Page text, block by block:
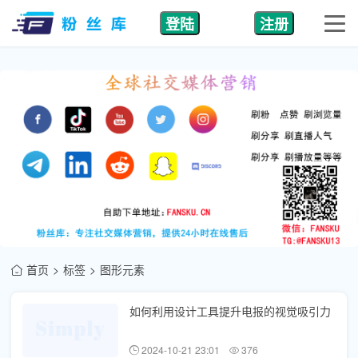
登陆 注册
首页 标签 图形元素
如何利用设计工具提升电报的视觉吸引力
2024-10-21 23:01 376